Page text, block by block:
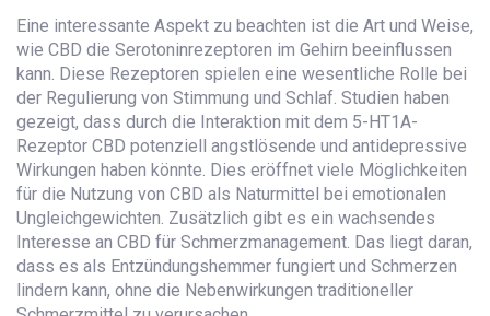
Eine interessante Aspekt zu beachten ist die Art und Weise,
wie CBD die Serotoninrezeptoren im Gehirn beeinflussen
kann. Diese Rezeptoren spielen eine wesentliche Rolle bei
der Regulierung von Stimmung und Schlaf. Studien haben
gezeigt, dass durch die Interaktion mit dem 5-HT1A-
Rezeptor CBD potenziell angstlösende und antidepressive
Wirkungen haben könnte. Dies eröffnet viele Möglichkeiten
für die Nutzung von CBD als Naturmittel bei emotionalen
Ungleichgewichten. Zusätzlich gibt es ein wachsendes
Interesse an CBD für Schmerzmanagement. Das liegt daran,
dass es als Entzündungshemmer fungiert und Schmerzen
lindern kann, ohne die Nebenwirkungen traditioneller